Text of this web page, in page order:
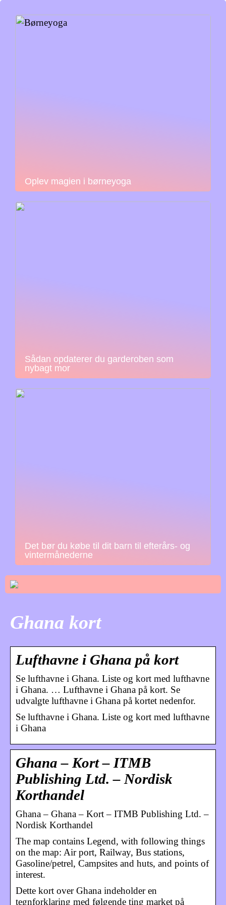
Oplev magien i børneyoga
Sådan opdaterer du garderoben som
nybagt mor
Det bør du købe til dit barn til efterårs- og
vintermånederne
Ghana kort
Lufthavne i Ghana på kort
Se lufthavne i Ghana. Liste og kort med lufthavne
i Ghana. … Lufthavne i Ghana på kort. Se
udvalgte lufthavne i Ghana på kortet nedenfor.
Se lufthavne i Ghana. Liste og kort med lufthavne
i Ghana
Ghana – Kort – ITMB
Publishing Ltd. – Nordisk
Korthandel
Ghana – Ghana – Kort – ITMB Publishing Ltd. –
Nordisk Korthandel
The map contains Legend, with following things
on the map: Air port, Railway, Bus stations,
Gasoline/petrel, Campsites and huts, and points of
interest.
Dette kort over Ghana indeholder en
tegnforklaring med følgende ting market på